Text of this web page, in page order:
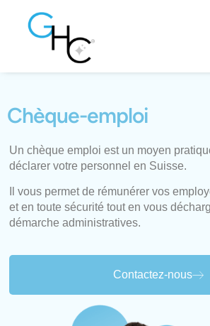
Chèque-emploi
Un chèque emploi est un moyen
déclarer votre personnel en Suisse.
Il vous permet de rémunérer vos
et en toute sécurité tout en vous
démarche administratives.
Contactez-nous